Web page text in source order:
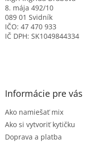
8. mája 492/10
089 01 Svidník
IČO: 47 470 933
IČ DPH: SK1049844334
Informácie pre vás
Ako namiešať mix
Ako si vytvoriť kytičku
Doprava a platba